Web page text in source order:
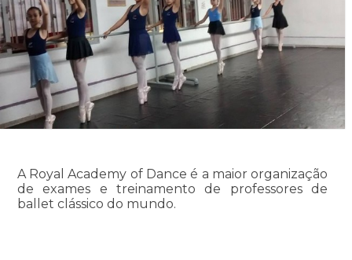
A Royal Academy of Dance é a maior organização
de exames e treinamento de professores de
ballet clássico do mundo.